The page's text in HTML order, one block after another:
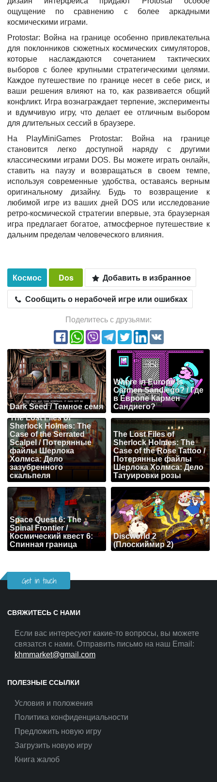
ощущение по сравнению с более аркадными
космическими играми.
Protostar: Война на границе особенно привлекательна
для поклонников сюжетных космических симуляторов,
которые наслаждаются сочетанием тактических
выборов с более крупными стратегическими целями.
Каждое путешествие по границе несет в себе риск, и
ваши решения влияют на то, как развивается общий
конфликт. Игра вознаграждает терпение, эксперименты
и вдумчивую игру, что делает ее отличным выбором
для длительных сессий в браузере.
На PlayMiniGames Protostar: Война на границе
становится легко доступной наряду с другими
классическими играми DOS. Вы можете играть онлайн,
ставить на паузу и возвращаться в своем темпе,
используя современные удобства, оставаясь верным
оригинальному дизайну. Будь то возвращение к
любимой игре из ваших дней DOS или исследование
ретро-космической стратегии впервые, эта браузерная
игра предлагает богатое, атмосферное путешествие к
дальним пределам человеческого влияния.
Космос Dos
Добавить в избранное
Сообщить о нерабочей игре или ошибках
Поделитесь с друзьями:
Dark Seed / Темное семя
Where in Europe Is
Carmen Sandiego? / Где
в Европе Кармен
Сандиего?
The Lost Files of
Sherlock Holmes: The
Case of the Serrated
Scalpel / Потерянные
файлы Шерлока
Холмса: Дело
зазубренного
скальпеля
The Lost Files of
Sherlock Holmes: The
Case of the Rose Tattoo /
Потерянные файлы
Шерлока Холмса: Дело
Татуировки розы
Space Quest 6: The
Spinal Frontier /
Космический квест 6:
Спинная граница
Discworld 2
(Плоскиймир 2)
Get in touch
СВЯЖИТЕСЬ С НАМИ
Если вас интересуют какие-то вопросы, вы можете
связатся с нами. Отправить письмо на наш Email:
khmmarket@gmail.com
ПОЛЕЗНЫЕ ССЫЛКИ
Условия и положения
Политика конфиденциальности
Предложить новую игру
Загрузить новую игру
Книга жалоб